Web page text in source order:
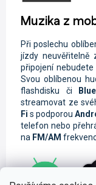
Muzika z
Při poslechu
jízdy neuvěřitelně
připojení
Svou oblíbenou
flashdisku či
streamovat ze
Fi s podporou
telefon nebo
na FM/AM